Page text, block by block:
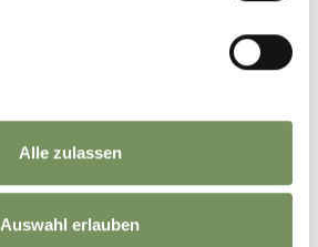
Alle zulassen
Auswahl erlauben